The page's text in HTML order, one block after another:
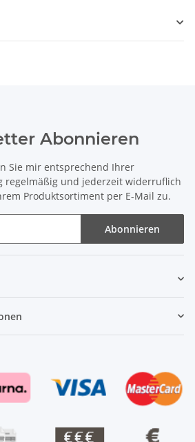
Abonnieren
Sie mir entsprechend Ihrer
regelmäßig und jederzeit widerruflich
Produktsortiment per E-Mail zu.
Abonnieren